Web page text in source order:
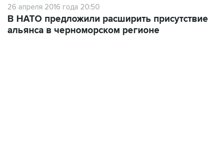
26 апреля 2016 года 20:50
В НАТО предложили расширить присутствие
альянса в черноморском регионе